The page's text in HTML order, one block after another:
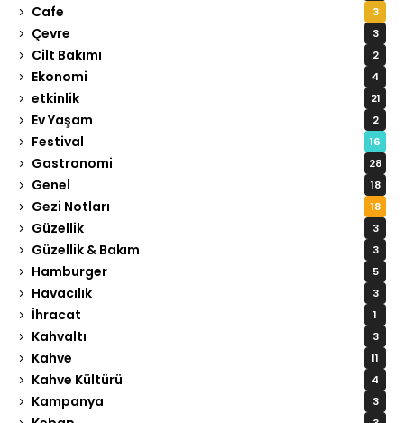
Cafe 3
Çevre 3
Cilt Bakımı 2
Ekonomi 4
etkinlik 21
Ev Yaşam 2
Festival 16
Gastronomi 28
Genel 18
Gezi Notları 18
Güzellik 3
Güzellik & Bakım 3
Hamburger 5
Havacılık 3
İhracat 1
Kahvaltı 3
Kahve 11
Kahve Kültürü 4
Kampanya 3